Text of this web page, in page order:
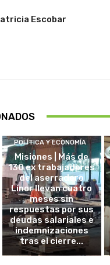
Escobar
POLÍTICA Y ECONOMÍA
Misiones | Más de
130 ex trabajadores
del aserradero
Linor llevan cuatro
meses sin
respuestas por sus
deudas salariales e
indemnizaciones
tras el cierre...